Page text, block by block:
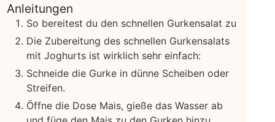
Anleitungen
So bereitest du den schnellen Gurkensalat zu
Die Zubereitung des schnellen Gurkensalats
mit Joghurts ist wirklich sehr einfach:
Schneide die Gurke in dünne Scheiben oder
Streifen.
Öffne die Dose Mais, gieße das Wasser ab